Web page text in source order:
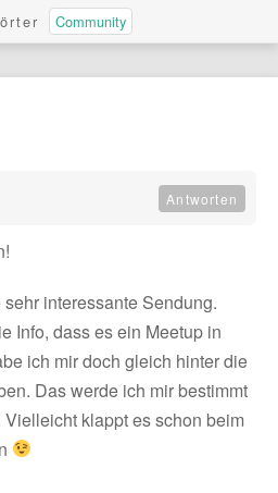
Community
Antworten
interessante Sendung.
Info, dass es ein Meetup in
ich mir doch gleich hinter die
Das werde ich mir bestimmt
klappt es schon beim